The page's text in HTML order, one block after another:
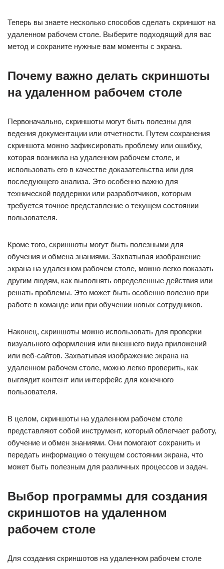
Теперь вы знаете несколько способов сделать скриншот на
удаленном рабочем столе. Выберите подходящий для вас
метод и сохраните нужные вам моменты с экрана.
Почему важно делать скриншоты
на удаленном рабочем столе
Первоначально, скриншоты могут быть полезны для
ведения документации или отчетности. Путем сохранения
скриншота можно зафиксировать проблему или ошибку,
которая возникла на удаленном рабочем столе, и
использовать его в качестве доказательства или для
последующего анализа. Это особенно важно для
технической поддержки или разработчиков, которым
требуется точное представление о текущем состоянии
пользователя.
Кроме того, скриншоты могут быть полезными для
обучения и обмена знаниями. Захватывая изображение
экрана на удаленном рабочем столе, можно легко показать
другим людям, как выполнять определенные действия или
решать проблемы. Это может быть особенно полезно при
работе в команде или при обучении новых сотрудников.
Наконец, скриншоты можно использовать для проверки
визуального оформления или внешнего вида приложений
или веб-сайтов. Захватывая изображение экрана на
удаленном рабочем столе, можно легко проверить, как
выглядит контент или интерфейс для конечного
пользователя.
В целом, скриншоты на удаленном рабочем столе
представляют собой инструмент, который облегчает работу,
обучение и обмен знаниями. Они помогают сохранить и
передать информацию о текущем состоянии экрана, что
может быть полезным для различных процессов и задач.
Выбор программы для создания
скриншотов на удаленном
рабочем столе
Для создания скриншотов на удаленном рабочем столе